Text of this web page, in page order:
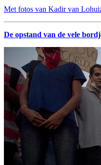
Met fotos van Kadir van
De opstand van de vele